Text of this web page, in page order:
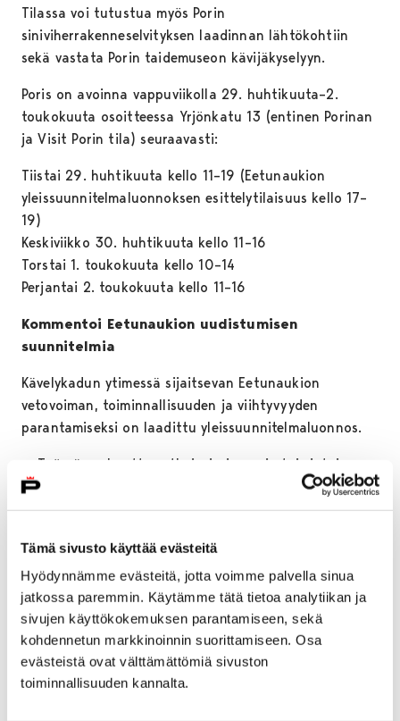
Tämä sivusto käyttää evästeitä
Hyödynnämme evästeitä, jotta voimme palvella sinua
jatkossa paremmin. Käytämme tätä tietoa analytiikan ja
sivujen käyttökokemuksen parantamiseen, sekä
kohdennetun markkinoinnin suorittamiseen. Osa
evästeistä ovat välttämättömiä sivuston
toiminnallisuuden kannalta.
Tilassa voi tutustua myös Porin
siniviherrakenneselvityksen laadinnan lähtökohtiin
sekä vastata Porin taidemuseon kävijäkyselyyn.
Poris on avoinna vappuviikolla 29. huhtikuuta–2.
toukokuuta osoitteessa Yrjönkatu 13 (entinen Porinan
ja Visit Porin tila) seuraavasti:
Tiistai 29. huhtikuuta kello 11–19 (Eetunaukion
yleissuunnitelmaluonnoksen esittelytilaisuus kello 17–
19)
Keskiviikko 30. huhtikuuta kello 11–16
Torstai 1. toukokuuta kello 10–14
Perjantai 2. toukokuuta kello 11–16
Kommentoi Eetunaukion uudistumisen
suunnitelmia
Kävelykadun ytimessä sijaitsevan Eetunaukion
vetovoiman, toiminnallisuuden ja viihtyvyyden
parantamiseksi on laadittu yleissuunnitelmaluonnos.
– Työssä on haettu ratkaisuja ja uusia toimintoja,
jotka lisäisivät kävelykadun ja Eetunaukion elävyyttä
ja saisivat ihmiset viihtymään alueella nykyistä
Kivioja.
Uudistumisen suunnitelmat esitellään kaupunkilaisille
Poriksessa tiistaina 29. toukokuuta kello 17–19 ja
suunnitelmat ovat nähtävillä ja kommentoitavana
Poriksessa koko aukioloajan. Konsulttina Eetunaukion
uudistamisessa toimii WSP Finland.